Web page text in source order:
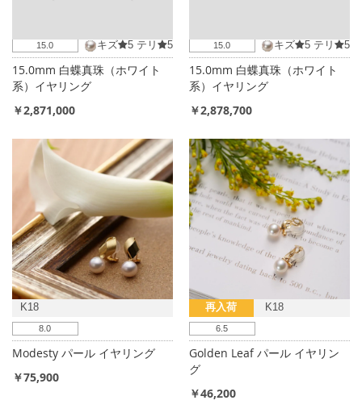
15.0 キズ 5 テリ 5
15.0mm 白蝶真珠（ホワイト
系）イヤリング
￥2,871,000
15.0 キズ 5 テリ 5
15.0mm 白蝶真珠（ホワイト
系）イヤリング
￥2,878,700
K18
8.0
Modesty パール イヤリング
￥75,900
再入荷 K18
6.5
Golden Leaf パール イヤリン
グ
￥46,200